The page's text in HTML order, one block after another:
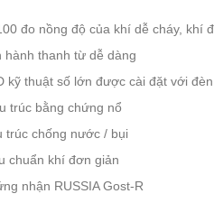
đo nồng độ của khí dễ cháy, khí
hành thanh từ dễ dàng
kỹ thuật số lớn được cài đặt với
trúc bằng chứng nổ
trúc chống nước / bụi
chuẩn khí đơn giản
nhận RUSSIA Gost-R